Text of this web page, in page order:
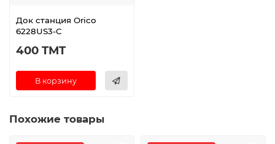
Док станция Orico
6228US3-C
400 TMT
В корзину
Похожие товары